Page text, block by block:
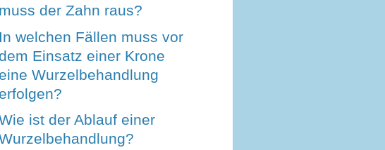
muss der Zahn raus?
In welchen Fällen muss vor
Einsatz einer Krone
eine Wurzelbehandlung
erfolgen?
ist der Ablauf einer